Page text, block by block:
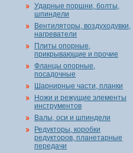
Ударные поршни, болты,
шпиндели
Вентиляторы, воздуходувки,
нагреватели
Плиты опорные,
прикрывающие и прочие
Фланцы опорные,
посадочные
Шарнирные части, планки
Ножи и режущие элементы
инструментов
Валы, оси и шпиндели
Редукторы, коробки
редукторов, планетарные
передачи